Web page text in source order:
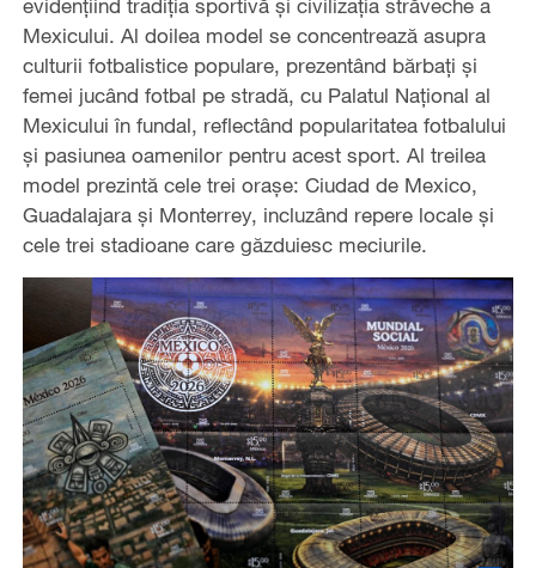
evidențiind tradiția sportivă și civilizația străveche a
Mexicului. Al doilea model se concentrează asupra
culturii fotbalistice populare, prezentând bărbați și
femei jucând fotbal pe stradă, cu Palatul Național al
Mexicului în fundal, reflectând popularitatea fotbalului
și pasiunea oamenilor pentru acest sport. Al treilea
model prezintă cele trei orașe: Ciudad de Mexico,
Guadalajara și Monterrey, incluzând repere locale și
cele trei stadioane care găzduiesc meciurile.